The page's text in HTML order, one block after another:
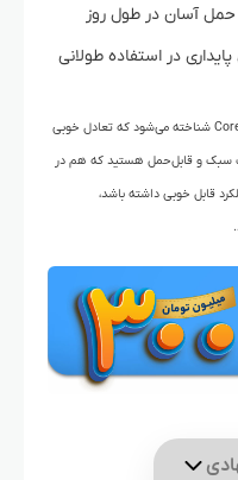
آسان در طول روز
در استفاده طولانی
این مدل به‌عنوان یکی از بهترین لپ‌ تاپ‌ های Core i7 شناخته می‌شود که تعادل خوبی
سبک و قابل‌حمل هستید که هم در
قابل خوبی داشته باشد،